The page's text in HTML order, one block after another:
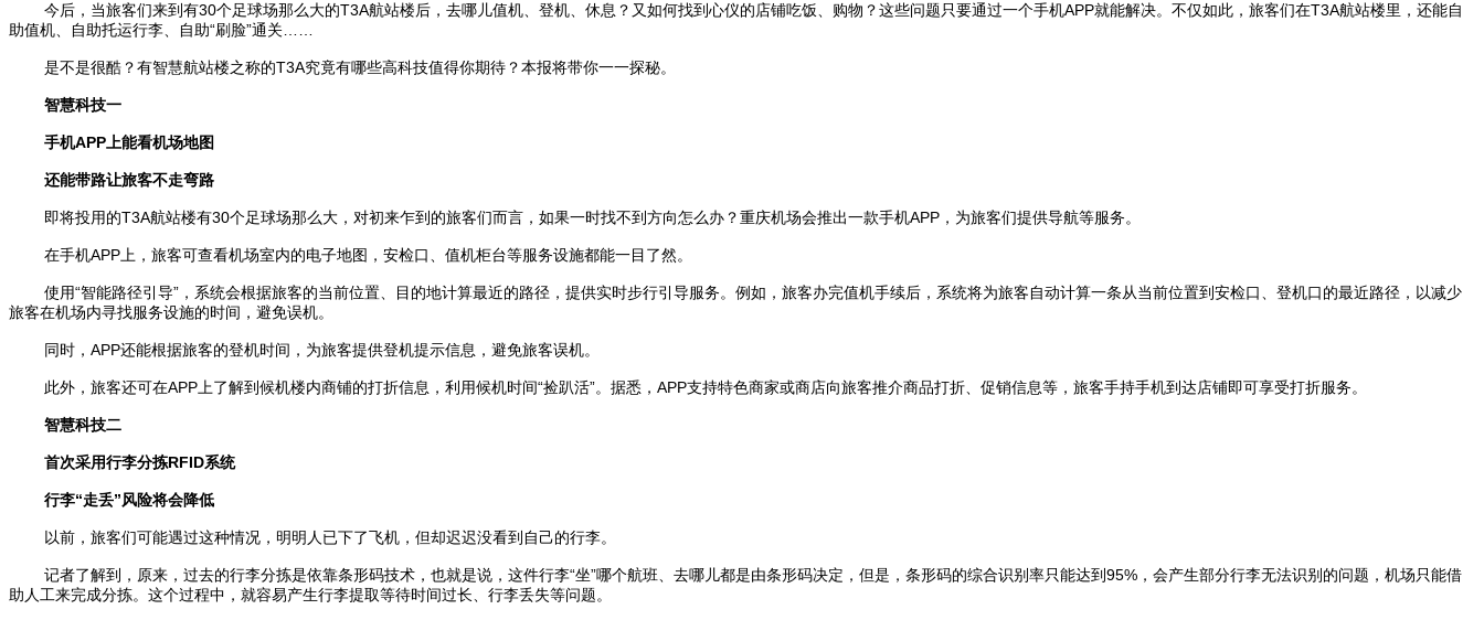
今后，当旅客们来到有30个足球场那么大的T3A航站楼后，去哪儿值机、登机、休息？又如何找到心仪的店铺吃饭、购物？这些问题只要通过一个手机APP就能解决。不仅如此，旅客们在T3A航站楼里，还能自
助值机、自助托运行李、自助“刷脸”通关……
是不是很酷？有智慧航站楼之称的T3A究竟有哪些高科技值得你期待？本报将带你一一探秘。
智慧科技一
手机APP上能看机场地图
还能带路让旅客不走弯路
即将投用的T3A航站楼有30个足球场那么大，对初来乍到的旅客们而言，如果一时找不到方向怎么办？重庆机场会推出一款手机APP，为旅客们提供导航等服务。
在手机APP上，旅客可查看机场室内的电子地图，安检口、值机柜台等服务设施都能一目了然。
使用“智能路径引导”，系统会根据旅客的当前位置、目的地计算最近的路径，提供实时步行引导服务。例如，旅客办完值机手续后，系统将为旅客自动计算一条从当前位置到安检口、登机口的最近路径，以减少
旅客在机场内寻找服务设施的时间，避免误机。
同时，APP还能根据旅客的登机时间，为旅客提供登机提示信息，避免旅客误机。
此外，旅客还可在APP上了解到候机楼内商铺的打折信息，利用候机时间“捡趴活”。据悉，APP支持特色商家或商店向旅客推介商品打折、促销信息等，旅客手持手机到达店铺即可享受打折服务。
智慧科技二
首次采用行李分拣RFID系统
行李“走丢”风险将会降低
以前，旅客们可能遇过这种情况，明明人已下了飞机，但却迟迟没看到自己的行李。
记者了解到，原来，过去的行李分拣是依靠条形码技术，也就是说，这件行李“坐”哪个航班、去哪儿都是由条形码决定，但是，条形码的综合识别率只能达到95%，会产生部分行李无法识别的问题，机场只能借
助人工来完成分拣。这个过程中，就容易产生行李提取等待时间过长、行李丢失等问题。